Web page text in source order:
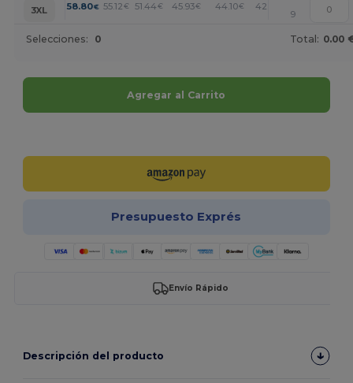
3XL
58.80€ 55.12€ 51.44€ 45.93€ 44.10€ 42.26
9
Selecciones: 0 Total: 0.00
Agregar al Carrito
Presupuesto Exprés
Envío Rápido
Descripción del producto